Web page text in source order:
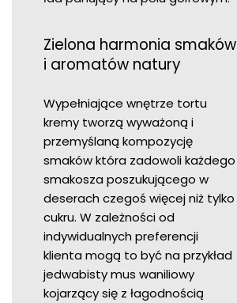
Zielona harmonia smaków
i aromatów natury
Wypełniające wnętrze tortu
kremy tworzą wyważoną i
przemyślaną kompozycję
smaków która zadowoli każdego
smakosza poszukującego w
deserach czegoś więcej niż tylko
cukru. W zależności od
indywidualnych preferencji
klienta mogą to być na przykład
jedwabisty mus waniliowy
kojarzący się z łagodnością